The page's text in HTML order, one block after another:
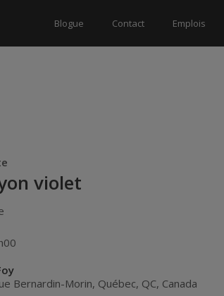
Blogue Contact Emplois
violet
Bernardin-Morin, Québec, QC, Canada